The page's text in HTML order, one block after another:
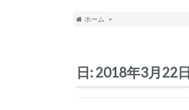
ホーム
日:2018年3月22日